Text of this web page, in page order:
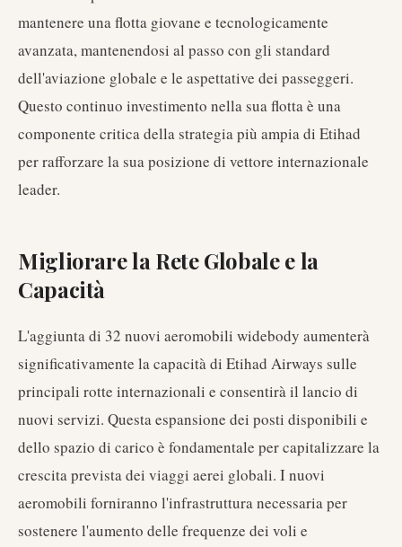
mantenere una flotta giovane e tecnologicamente
avanzata, mantenendosi al passo con gli standard
dell'aviazione globale e le aspettative dei passeggeri.
Questo continuo investimento nella sua flotta è una
componente critica della strategia più ampia di Etihad
per rafforzare la sua posizione di vettore internazionale
leader.
Migliorare la Rete Globale e la
Capacità
L'aggiunta di 32 nuovi aeromobili widebody aumenterà
significativamente la capacità di Etihad Airways sulle
principali rotte internazionali e consentirà il lancio di
nuovi servizi. Questa espansione dei posti disponibili e
dello spazio di carico è fondamentale per capitalizzare la
crescita prevista dei viaggi aerei globali. I nuovi
aeromobili forniranno l'infrastruttura necessaria per
sostenere l'aumento delle frequenze dei voli e